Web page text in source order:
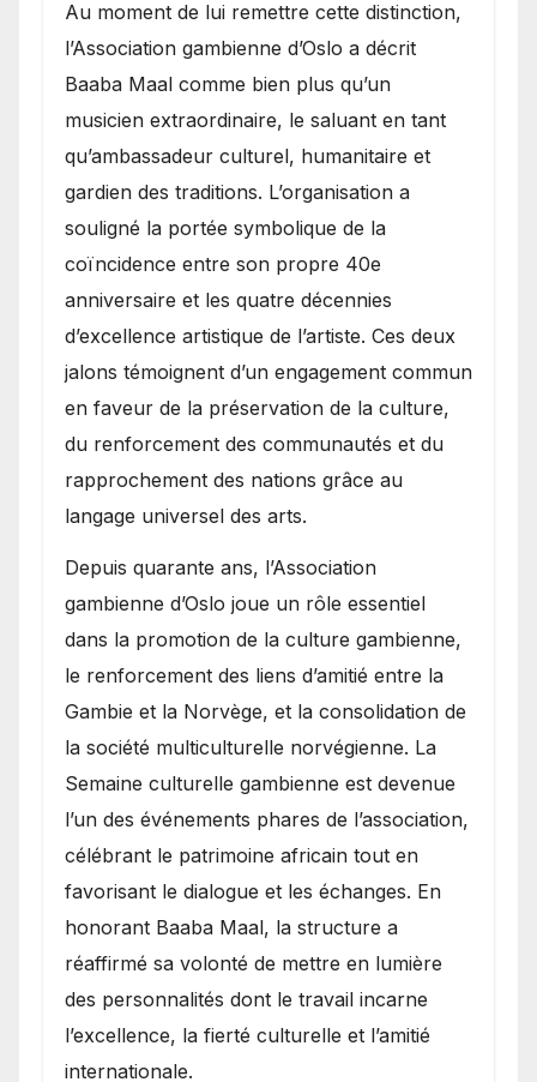
​Au moment de lui remettre cette distinction,
l’Association gambienne d’Oslo a décrit
Baaba Maal comme bien plus qu’un
musicien extraordinaire, le saluant en tant
qu’ambassadeur culturel, humanitaire et
gardien des traditions. L’organisation a
souligné la portée symbolique de la
coïncidence entre son propre 40e
anniversaire et les quatre décennies
d’excellence artistique de l’artiste. Ces deux
jalons témoignent d’un engagement commun
en faveur de la préservation de la culture,
du renforcement des communautés et du
rapprochement des nations grâce au
langage universel des arts.
​Depuis quarante ans, l’Association
gambienne d’Oslo joue un rôle essentiel
dans la promotion de la culture gambienne,
le renforcement des liens d’amitié entre la
Gambie et la Norvège, et la consolidation de
la société multiculturelle norvégienne. La
Semaine culturelle gambienne est devenue
l’un des événements phares de l’association,
célébrant le patrimoine africain tout en
favorisant le dialogue et les échanges. En
honorant Baaba Maal, la structure a
réaffirmé sa volonté de mettre en lumière
des personnalités dont le travail incarne
l’excellence, la fierté culturelle et l’amitié
internationale.